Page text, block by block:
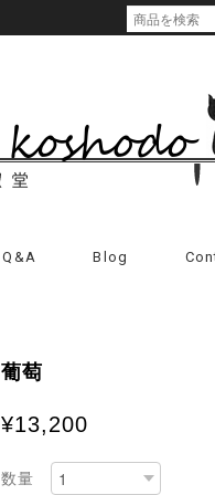
Q&A Blog
葡萄
¥13,200
数量